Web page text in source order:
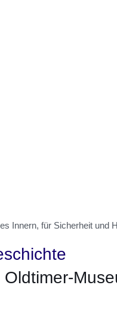
Innern, für Sicherheit und